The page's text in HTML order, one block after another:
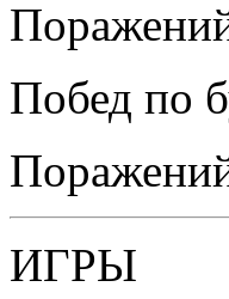
Побед по
ИГРЫ